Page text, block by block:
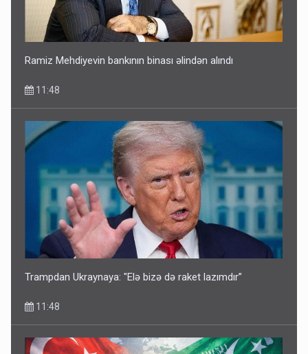
Ramiz Mehdiyevin bankının binası əlindən alındı
11:48
Trampdan Ukraynaya: "Elə bizə də raket lazımdır”
11:48